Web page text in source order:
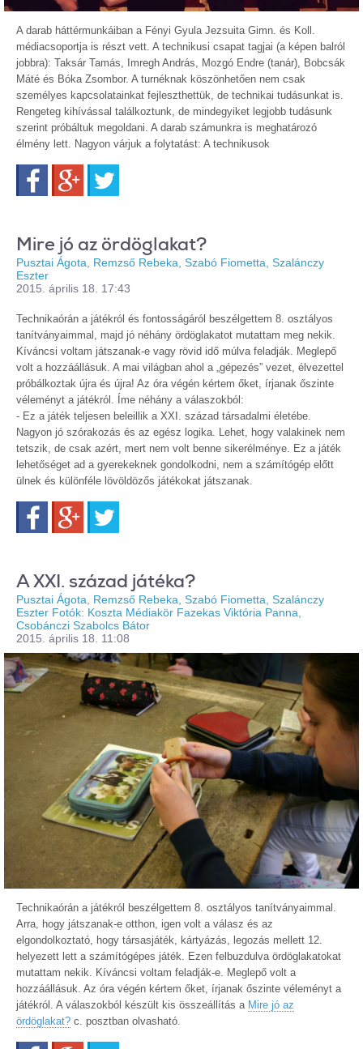
A darab háttérmunkáiban a Fényi Gyula Jezsuita Gimn. és Koll.
médiacsoportja is részt vett. A technikusi csapat tagjai (a képen balról
jobbra): Taksár Tamás, Imregh András, Mozgó Endre (tanár), Bobcsák
Máté és Bóka Zsombor. A turnéknak köszönhetően nem csak
személyes kapcsolatainkat fejleszthettük, de technikai tudásunkat is.
Rengeteg kihívással találkoztunk, de mindegyiket legjobb tudásunk
szerint próbáltuk megoldani. A darab számunkra is meghatározó
élmény lett. Nagyon várjuk a folytatást: A technikusok
FacebookGoogle+
Mire jó az ördöglakat?
Pusztai Ágota, Remzső Rebeka, Szabó Fiometta, Szalánczy
Eszter
2015. április 18. 17:43
Technikaórán a játékról és fontosságáról beszélgettem 8. osztályos
tanítványaimmal, majd jó néhány ördöglakatot mutattam meg nekik.
Kíváncsi voltam játszanak-e vagy rövid idő múlva feladják. Meglepő
volt a hozzáállásuk. A mai világban ahol a „gépezés” vezet, élvezettel
próbálkoztak újra és újra! Az óra végén kértem őket, írjanak őszinte
véleményt a játékról. Íme néhány a válaszokból:
- Ez a játék teljesen beleillik a XXI. század társadalmi életébe.
Nagyon jó szórakozás és az egész logika. Lehet, hogy valakinek nem
tetszik, de csak azért, mert nem volt benne sikerélménye. Ez a játék
lehetőséget ad a gyerekeknek gondolkodni, nem a számítógép előtt
ülnek és különféle lövöldözős játékokat játszanak.
FacebookGoogle+
A XXI. század játéka?
Pusztai Ágota, Remzső Rebeka, Szabó Fiometta, Szalánczy
Eszter Fotók: Koszta Médiakör Fazekas Viktória Panna,
Csobánczi Szabolcs Bátor
2015. április 18. 11:08
Technikaórán a játékról beszélgettem 8. osztályos tanítványaimmal.
Arra, hogy játszanak-e otthon, igen volt a válasz és az
elgondolkoztató, hogy társasjáték, kártyázás, legozás mellett 12.
helyezett lett a számítógépes játék. Ezen felbuzdulva ördöglakatokat
mutattam nekik. Kíváncsi voltam feladják-e. Meglepő volt a
hozzáállásuk. Az óra végén kértem őket, írjanak őszinte véleményt a
játékról. A válaszokból készült kis összeállítás a Mire jó az
ördöglakat? c. posztban olvasható.